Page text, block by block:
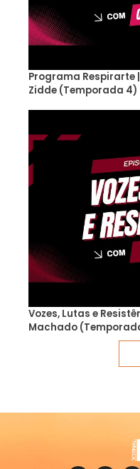
Programa Respirarte
Zidde (Temporada 4)
Vozes, Lutas e
Machado